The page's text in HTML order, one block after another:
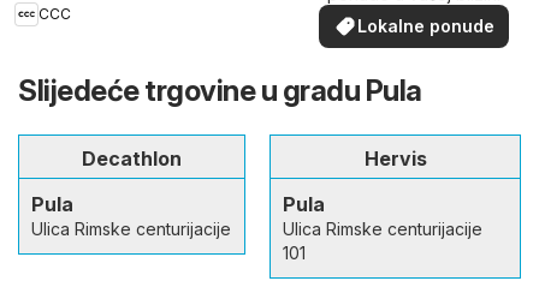
CCC
Lokalne ponude
Slijedeće trgovine u gradu Pula
Decathlon
Pula
Ulica Rimske centurijacije
Hervis
Pula
Ulica Rimske centurijacije
101